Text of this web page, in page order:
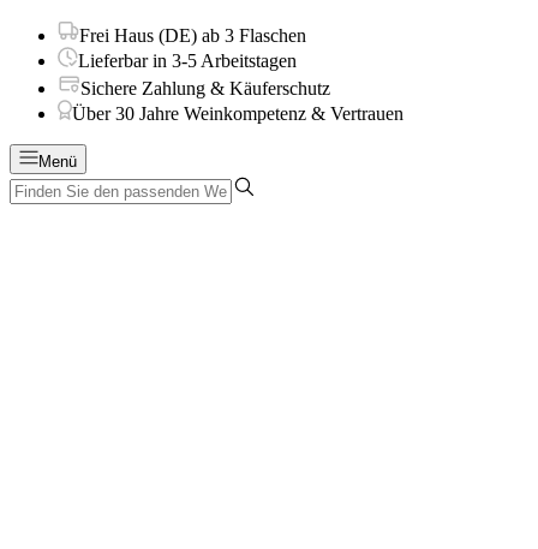
Frei Haus (DE) ab 3 Flaschen
Lieferbar in 3-5 Arbeitstagen
Sichere Zahlung & Käuferschutz
Über 30 Jahre Weinkompetenz & Vertrauen
Menü